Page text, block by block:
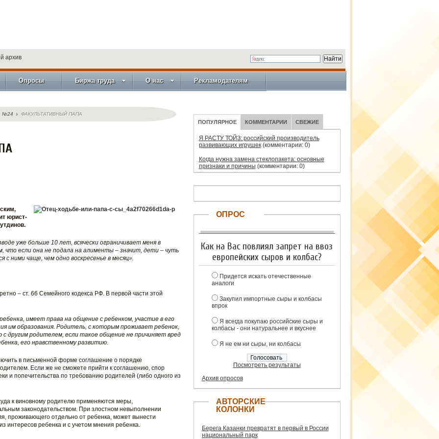
архив
Опросы Биржа труда О нас Рекламодателям
№24 ФАКУЛЬТАТИВНЫЙ ПАПА
юрист-
уже больше 10 лет, всячески ограничивает меня в
если она не подала на алименты – значит, дети – чуть
с ними чаще, чем одно воскресенье в месяц».
– ст. 66 Семейного кодекса РФ. В первой части этой
имеет права на общение с ребенком, участие в его
им образования. Родитель, с которым проживает ребенок,
другим родителем, если такое общение не причиняет вред
его нравственному развитию.
в письменной форме соглашение о порядке
Если же не сможете прийти к соглашению, спор
и попечительства по требованию родителей (либо одного из
к виновному родителю применяются меры,
законодательством. При злостном невыполнении
проживающего отдельно от ребенка, может вынести
интересов ребенка и с учетом мнения ребенка.
ПОПУЛЯРНОЕ КОММЕНТАРИИ СВЕЖИЕ
Я РАСТУ ТОЙЗ: российский производитель
развивающих игрушек(комментарии: 0)
Когда нужна замена стеклопакета: основные
признаки и причины (комментарии: 0)
ОПРОС
Как на Вас повлиял запрет на ввоз
европейских сыров и колбас?
Придется искать отечественные
аналоги
Закупил импортные сыры и колбасы
впрок
Я всегда покупаю российские сыры и
колбасы - они натуральнее и вкуснее
Я не ем ни сыры, ни колбасы
Посмотреть результаты
Архив опросов
АВТОРСКИЕ
КОЛОНКИ
Берега Казанки превратят в первый в России
национальный парк